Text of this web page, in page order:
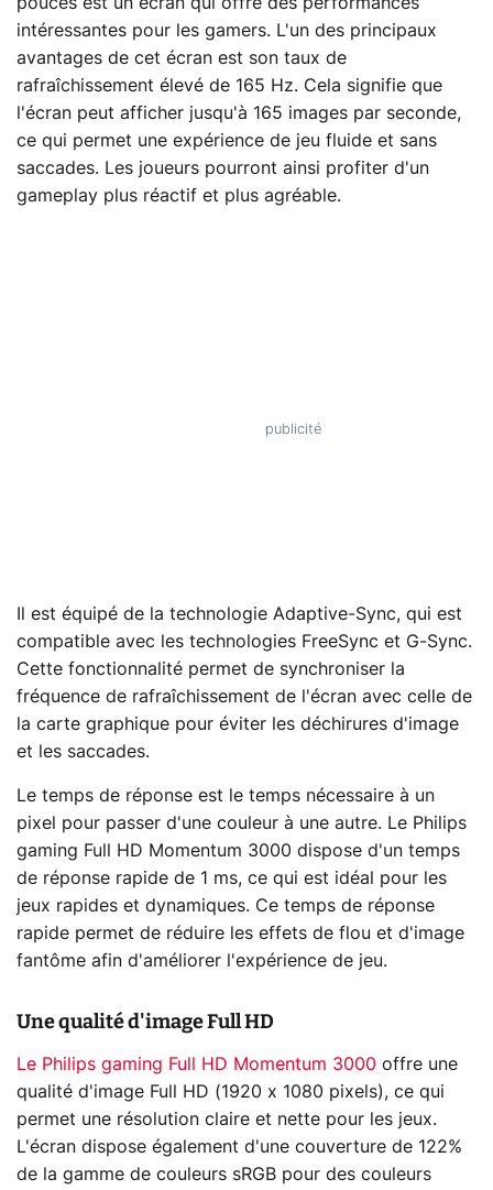
pouces est un écran qui offre des performances
intéressantes pour les gamers. L'un des principaux
avantages de cet écran est son taux de
rafraîchissement élevé de 165 Hz. Cela signifie que
l'écran peut afficher jusqu'à 165 images par seconde,
ce qui permet une expérience de jeu fluide et sans
saccades. Les joueurs pourront ainsi profiter d'un
gameplay plus réactif et plus agréable.
Il est équipé de la technologie Adaptive-Sync, qui est
compatible avec les technologies FreeSync et G-Sync.
Cette fonctionnalité permet de synchroniser la
fréquence de rafraîchissement de l'écran avec celle de
la carte graphique pour éviter les déchirures d'image
et les saccades.
Le temps de réponse est le temps nécessaire à un
pixel pour passer d'une couleur à une autre. Le Philips
gaming Full HD Momentum 3000 dispose d'un temps
de réponse rapide de 1 ms, ce qui est idéal pour les
jeux rapides et dynamiques. Ce temps de réponse
rapide permet de réduire les effets de flou et d'image
fantôme afin d'améliorer l'expérience de jeu.
Une qualité d'image Full HD
Le Philips gaming Full HD Momentum 3000 offre une
qualité d'image Full HD (1920 x 1080 pixels), ce qui
permet une résolution claire et nette pour les jeux.
L'écran dispose également d'une couverture de 122%
de la gamme de couleurs sRGB pour des couleurs